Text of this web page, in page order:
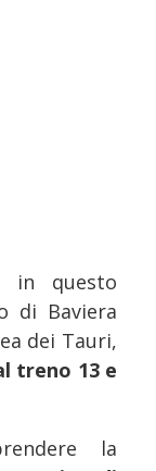
in questo
di Baviera
dei Tauri,
treno 13 e
la